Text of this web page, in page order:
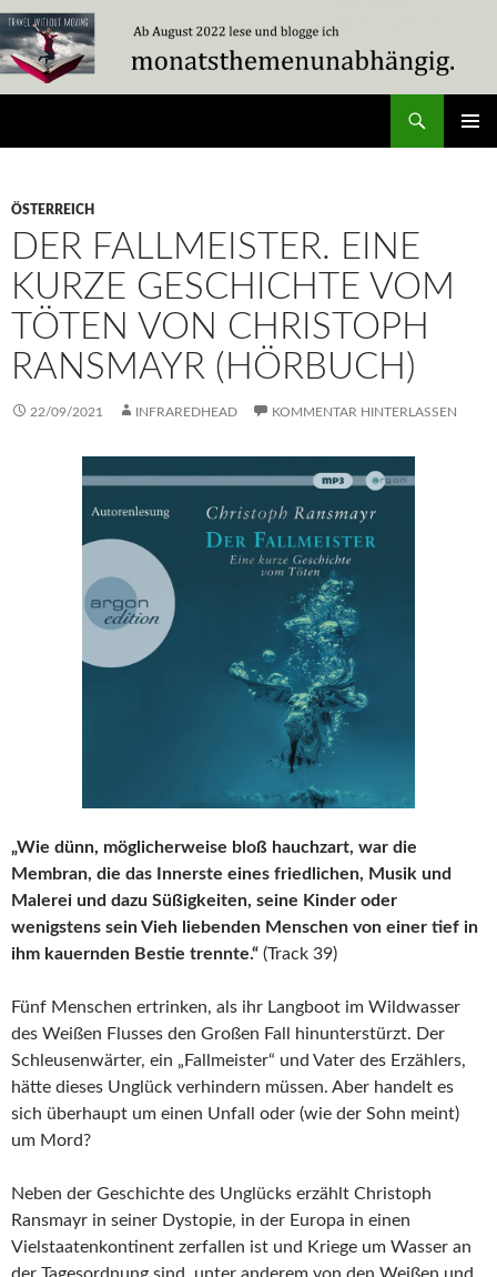
Zum
Inhalt
springen
ÖSTERREICH
DER FALLMEISTER. EINE
KURZE GESCHICHTE VOM
TÖTEN VON CHRISTOPH
RANSMAYR (HÖRBUCH)
22/09/2021 INFRAREDHEAD KOMMENTAR HINTERLASSEN
„Wie dünn, möglicherweise bloß hauchzart, war die
Membran, die das Innerste eines friedlichen, Musik und
Malerei und dazu Süßigkeiten, seine Kinder oder
wenigstens sein Vieh liebenden Menschen von einer tief in
ihm kauernden Bestie trennte.“ (Track 39)
Fünf Menschen ertrinken, als ihr Langboot im Wildwasser
des Weißen Flusses den Großen Fall hinunterstürzt. Der
Schleusenwärter, ein „Fallmeister“ und Vater des Erzählers,
hätte dieses Unglück verhindern müssen. Aber handelt es
sich überhaupt um einen Unfall oder (wie der Sohn meint)
um Mord?
Neben der Geschichte des Unglücks erzählt Christoph
Ransmayr in seiner Dystopie, in der Europa in einen
Vielstaatenkontinent zerfallen ist und Kriege um Wasser an